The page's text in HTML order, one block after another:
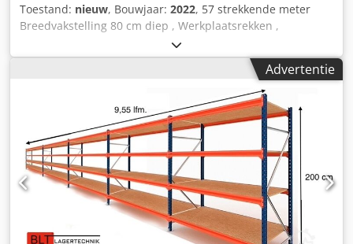
Toestand: nieuw, Bouwjaar: 2022, 57 strekkende meter
Breedvakstelling 80 cm diep , Werkplaatsrekken ,
Opslagrekken , Grote stellingen , Handmatige opslag ,
Stellingen , Kleine onderdelenopslag Gegevens : - Hoogte :
ca. 200 cm - Diepte : ca. 80 cm - Lengte : ongeveer 57
strekkende meter Plankenaanbod bestaande uit: - 031 x
frame ca. 200 x 80 cm, gedemonteerd. - 180 x traverse ca.
185 cm. - 090 x draaglegbord ca. 184,5 x 79,5 cm. - 180 x
draagbalk / lastverdeler. - Incl. veiligheidspennen - Model :
BLT , Type WR20/80 - Belasting: 400 kg legbordbelasting,
met gelijkmatig verdeelde belasting. - Niveaus: 3 x
opbergniveaus. - Spaanplaat, naturel. - Staanders blauw. -
Gegalvaniseerde balk - Nieuw uit voorraad. - Andere
hoeveelheden beschikbaar! We kunnen de frames
voormonteren voor een kleine meerprijs van €6/net per
Advertentie